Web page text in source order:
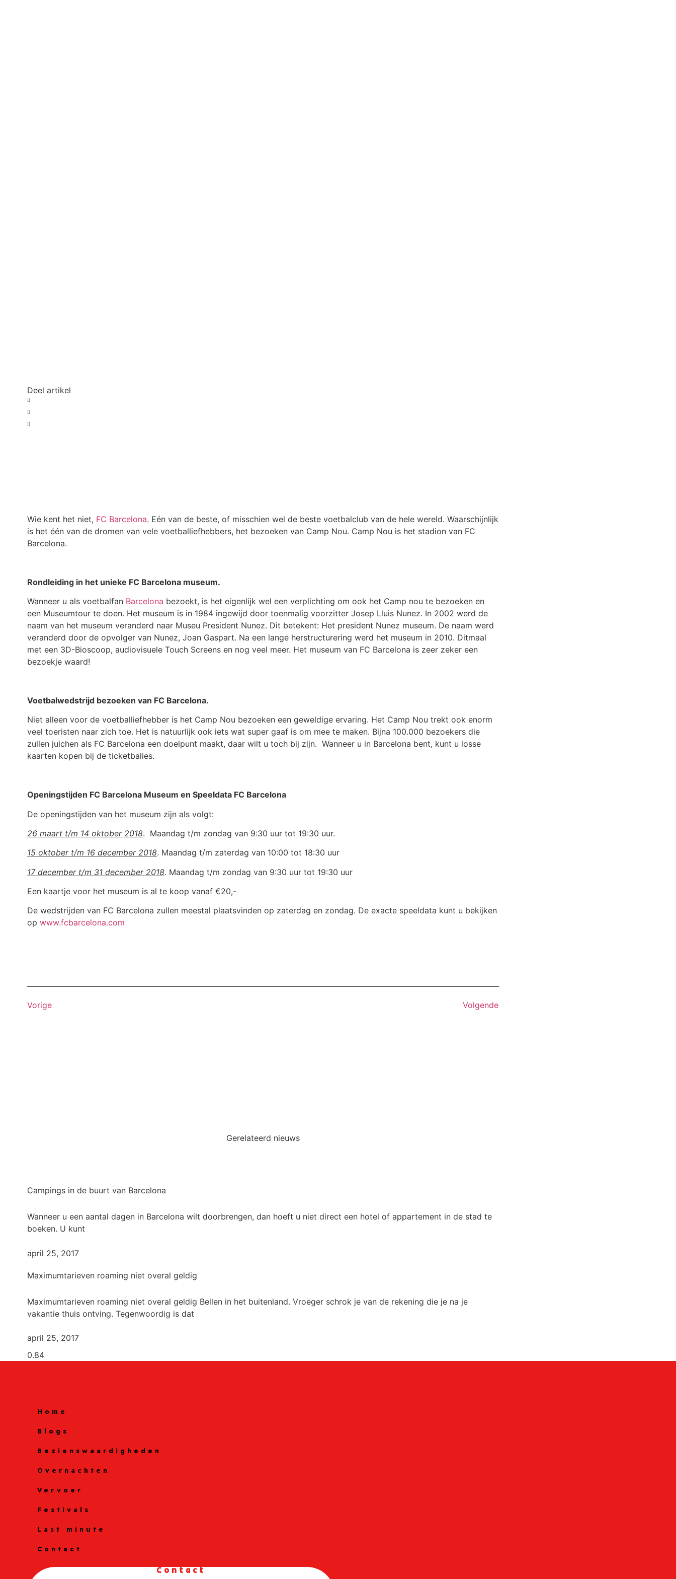
Deel artikel
Wie kent het niet, FC Barcelona. Eén van de beste, of misschien wel de beste voetbalclub van de hele wereld. Waarschijnlijk
is het één van de dromen van vele voetballiefhebbers, het bezoeken van Camp Nou. Camp Nou is het stadion van FC
Barcelona.
Rondleiding in het unieke FC Barcelona museum.
Wanneer u als voetbalfan Barcelona bezoekt, is het eigenlijk wel een verplichting om ook het Camp nou te bezoeken en
een Museumtour te doen. Het museum is in 1984 ingewijd door toenmalig voorzitter Josep Lluis Nunez. In 2002 werd de
naam van het museum veranderd naar Museu President Nunez. Dit betekent: Het president Nunez museum. De naam werd
veranderd door de opvolger van Nunez, Joan Gaspart. Na een lange herstructurering werd het museum in 2010. Ditmaal
met een 3D-Bioscoop, audiovisuele Touch Screens en nog veel meer. Het museum van FC Barcelona is zeer zeker een
bezoekje waard!
Voetbalwedstrijd bezoeken van FC Barcelona.
Niet alleen voor de voetballiefhebber is het Camp Nou bezoeken een geweldige ervaring. Het Camp Nou trekt ook enorm
veel toeristen naar zich toe. Het is natuurlijk ook iets wat super gaaf is om mee te maken. Bijna 100.000 bezoekers die
zullen juichen als FC Barcelona een doelpunt maakt, daar wilt u toch bij zijn. Wanneer u in Barcelona bent, kunt u losse
kaarten kopen bij de ticketbalies.
Openingstijden FC Barcelona Museum en Speeldata FC Barcelona
De openingstijden van het museum zijn als volgt:
26 maart t/m 14 oktober 2018. Maandag t/m zondag van 9:30 uur tot 19:30 uur.
15 oktober t/m 16 december 2018. Maandag t/m zaterdag van 10:00 tot 18:30 uur
17 december t/m 31 december 2018. Maandag t/m zondag van 9:30 uur tot 19:30 uur
Een kaartje voor het museum is al te koop vanaf €20,-
De wedstrijden van FC Barcelona zullen meestal plaatsvinden op zaterdag en zondag. De exacte speeldata kunt u bekijken
op www.fcbarcelona.com
Vorige Volgende
Gerelateerd nieuws
Campings in de buurt van Barcelona
Wanneer u een aantal dagen in Barcelona wilt doorbrengen, dan hoeft u niet direct een hotel of appartement in de stad te
boeken. U kunt
april 25, 2017
Maximumtarieven roaming niet overal geldig
Maximumtarieven roaming niet overal geldig Bellen in het buitenland. Vroeger schrok je van de rekening die je na je
vakantie thuis ontving. Tegenwoordig is dat
april 25, 2017
Home
Blogs
Bezienswaardigheden
Overnachten
Vervoer
Festivals
Last minute
Contact
Contact